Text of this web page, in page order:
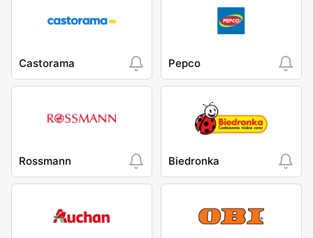
Castorama Pepco
Rossmann Biedronka